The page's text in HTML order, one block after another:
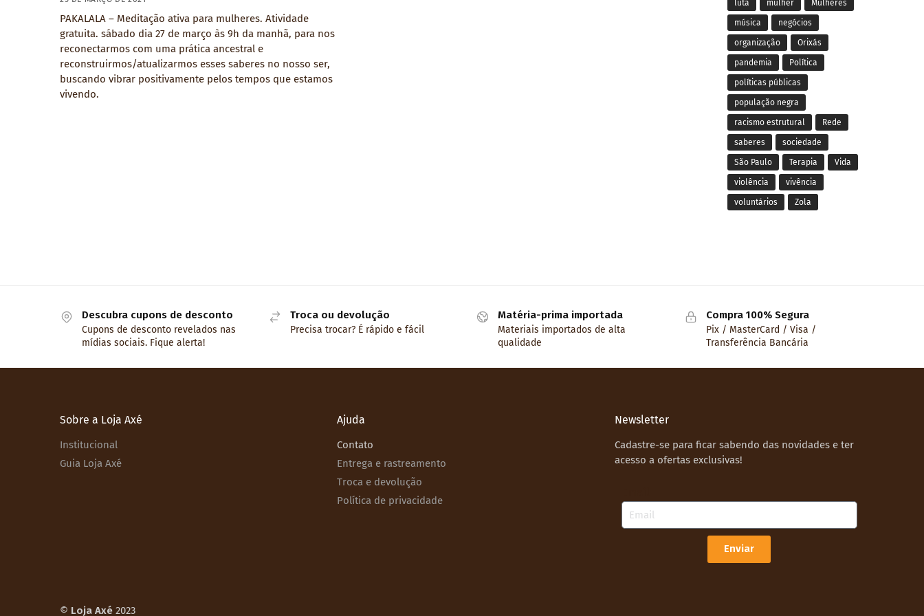
PAKALALA – Meditação ativa para mulheres. Atividade
gratuita. sábado dia 27 de março às 9h da manhã, para nos
reconectarmos com uma prática ancestral e
reconstruirmos/atualizarmos esses saberes no nosso ser,
buscando vibrar positivamente pelos tempos que estamos
vivendo.
luta mulher Mulheres
música negócios
organização Orixás
pandemia Política
políticas públicas
população negra
racismo estrutural Rede
saberes sociedade
São Paulo Terapia Vida
violência vivência
voluntários Zola
Descubra cupons de desconto
Cupons de desconto revelados nas
mídias sociais. Fique alerta!
Troca ou devolução
Precisa trocar? É rápido e fácil
Matéria-prima importada
Materiais importados de alta
qualidade
Compra 100% Segura
Pix / MasterCard / Visa /
Transferência Bancária
Sobre a Loja Axé
Institucional
Guia Loja Axé
Ajuda
Contato
Entrega e rastreamento
Troca e devolução
Política de privacidade
Newsletter
Cadastre-se para ficar sabendo das novidades e ter
acesso a ofertas exclusivas!
Enviar
© Loja Axé 2023